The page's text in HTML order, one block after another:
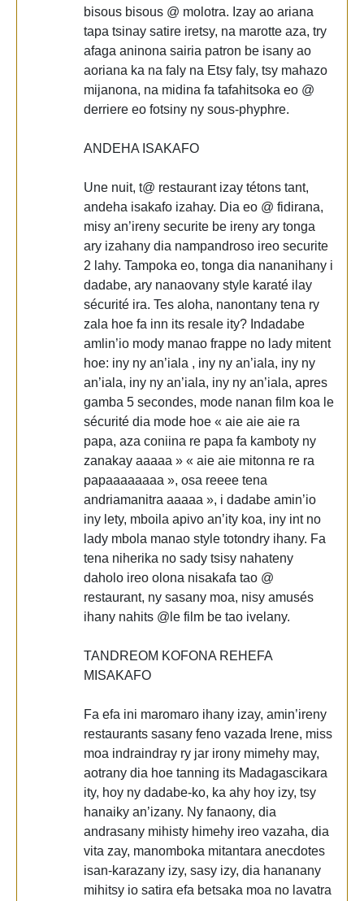
bisous bisous @ molotra. Izay ao ariana
tapa tsinay satire iretsy, na marotte aza, try
afaga aninona sairia patron be isany ao
aoriana ka na faly na Etsy faly, tsy mahazo
mijanona, na midina fa tafahitsoka eo @
derriere eo fotsiny ny sous-phyphre.
ANDEHA ISAKAFO
Une nuit, t@ restaurant izay tétons tant,
andeha isakafo izahay. Dia eo @ fidirana,
misy an’ireny securite be ireny ary tonga
ary izahany dia nampandroso ireo securite
2 lahy. Tampoka eo, tonga dia nananihany i
dadabe, ary nanaovany style karaté ilay
sécurité ira. Tes aloha, nanontany tena ry
zala hoe fa inn its resale ity? Indadabe
amlin’io mody manao frappe no lady mitent
hoe: iny ny an’iala , iny ny an’iala, iny ny
an’iala, iny ny an’iala, iny ny an’iala, apres
gamba 5 secondes, mode nanan film koa le
sécurité dia mode hoe « aie aie aie ra
papa, aza coniina re papa fa kamboty ny
zanakay aaaaa » « aie aie mitonna re ra
papaaaaaaaa », osa reeee tena
andriamanitra aaaaa », i dadabe amin’io
iny lety, mboila apivo an’ity koa, iny int no
lady mbola manao style totondry ihany. Fa
tena niherika no sady tsisy nahateny
daholo ireo olona nisakafa tao @
restaurant, ny sasany moa, nisy amusés
ihany nahits @le film be tao ivelany.
TANDREOM KOFONA REHEFA
MISAKAFO
Fa efa ini maromaro ihany izay, amin’ireny
restaurants sasany feno vazada Irene, miss
moa indraindray ry jar irony mimehy may,
aotrany dia hoe tanning its Madagascikara
ity, hoy ny dadabe-ko, ka ahy hoy izy, tsy
hanaiky an’izany. Ny fanaony, dia
andrasany mihisty himehy ireo vazaha, dia
vita zay, manomboka mitantara anecdotes
isan-karazany izy, sasy izy, dia hananany
mihitsy io satira efa betsaka moa no lavatra